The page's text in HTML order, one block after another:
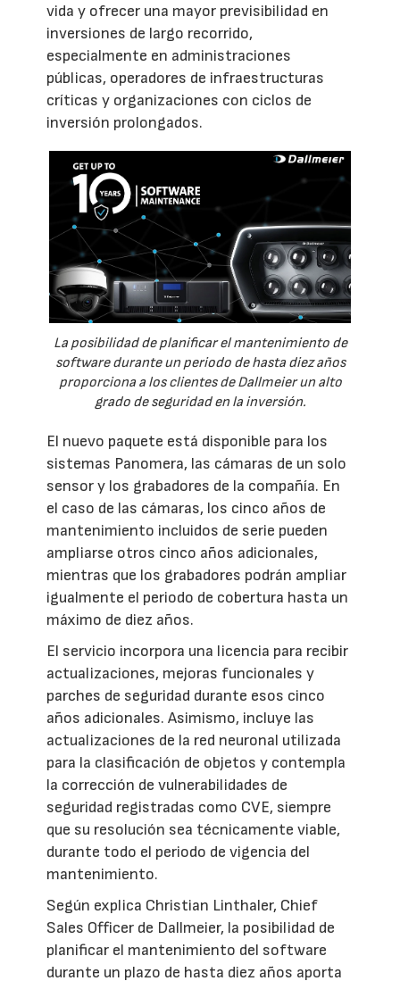
vida y ofrecer una mayor previsibilidad en
inversiones de largo recorrido,
especialmente en administraciones
públicas, operadores de infraestructuras
críticas y organizaciones con ciclos de
inversión prolongados.
La posibilidad de planificar el mantenimiento de
software durante un periodo de hasta diez años
proporciona a los clientes de Dallmeier un alto
grado de seguridad en la inversión.
El nuevo paquete está disponible para los
sistemas Panomera, las cámaras de un solo
sensor y los grabadores de la compañía. En
el caso de las cámaras, los cinco años de
mantenimiento incluidos de serie pueden
ampliarse otros cinco años adicionales,
mientras que los grabadores podrán ampliar
igualmente el periodo de cobertura hasta un
máximo de diez años.
El servicio incorpora una licencia para recibir
actualizaciones, mejoras funcionales y
parches de seguridad durante esos cinco
años adicionales. Asimismo, incluye las
actualizaciones de la red neuronal utilizada
para la clasificación de objetos y contempla
la corrección de vulnerabilidades de
seguridad registradas como CVE, siempre
que su resolución sea técnicamente viable,
durante todo el periodo de vigencia del
mantenimiento.
Según explica Christian Linthaler, Chief
Sales Officer de Dallmeier, la posibilidad de
planificar el mantenimiento del software
durante un plazo de hasta diez años aporta